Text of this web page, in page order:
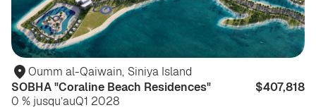
Oumm al-Qaiwain, Siniya Island
SOBHA "Coraline Beach Residences"
$407,818
0 % jusqu’auQ1 2028